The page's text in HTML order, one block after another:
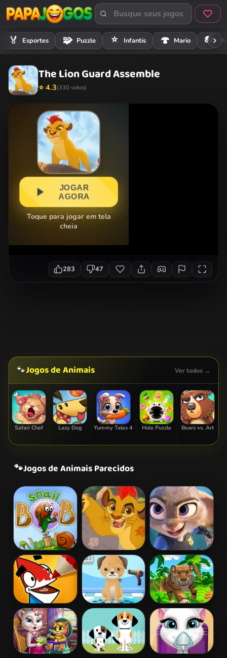
🏅 Esportes 🧩 Puzzle ⭐ Infantis 🍄 Mario 🏍️
The Lion Guard Assemble
⭐ 4.3(330 votos)
JOGAR
AGORA
Toque para jogar em tela
cheia
283 47
🐾Jogos de Animais Ver todos →
Safari Chef Lazy Dog Yummy Tales 4 Hole Puzzle Bears vs. Art
🐾Jogos de Animais Parecidos
Snail Bob 2 Protector of the
Pridelands
Zootopia
Missão Hopps
Coloring Time
Animals
My Pet Spa Tiger Simulator
3D